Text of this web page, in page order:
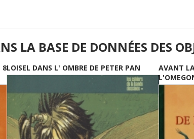
LA BASE DE DONNÉES DES
8LOISEL DANS L' OMBRE DE PETER PAN
AVANT